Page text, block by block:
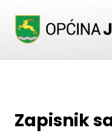
Zapisnik